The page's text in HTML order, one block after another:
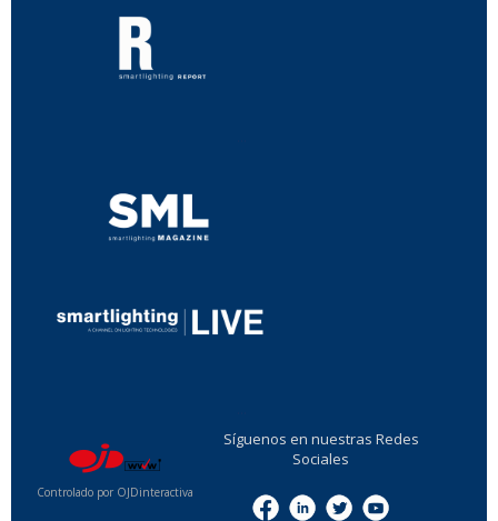
Controlado por OJDinteractiva
Síguenos en nuestras Redes
Sociales